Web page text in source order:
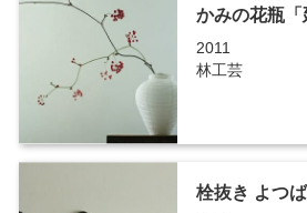
かみの花瓶「
2011
林工芸
栓抜き よつ